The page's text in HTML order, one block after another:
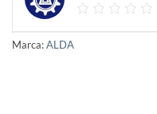
Marca:ALDA